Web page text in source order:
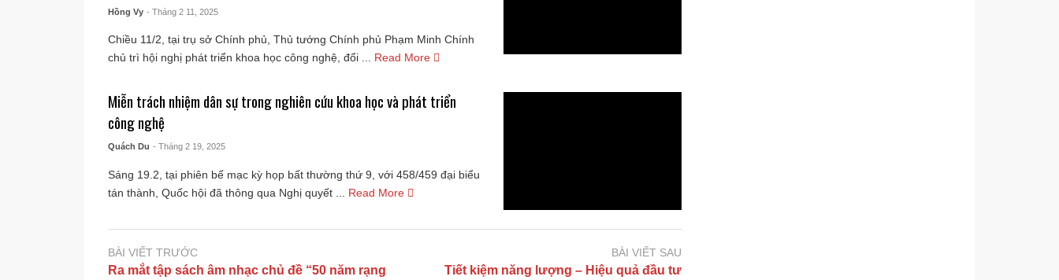
Hồng Vy - Tháng 2 11, 2025
Chiều 11/2, tại trụ sở Chính phủ, Thủ tướng Chính phủ Phạm Minh Chính
chủ trì hội nghị phát triển khoa học công nghệ, đổi ... Read More
Miễn trách nhiệm dân sự trong nghiên cứu khoa học và phát triển
công nghệ
Quách Du - Tháng 2 19, 2025
Sáng 19.2, tại phiên bế mạc kỳ họp bất thường thứ 9, với 458/459 đại biểu
tán thành, Quốc hội đã thông qua Nghị quyết ...
Read More
BÀI VIẾT TRƯỚC
Ra mắt tập sách âm nhạc chủ đề “50 năm rạng
BÀI VIẾT SAU
Tiết kiệm năng lượng – Hiệu quả đầu tư